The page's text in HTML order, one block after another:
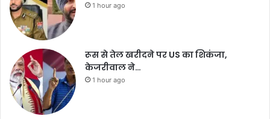
1 hour ago
रूस से तेल खरीदने पर US का शिकंजा,
केजरीवाल ने…
1 hour ago